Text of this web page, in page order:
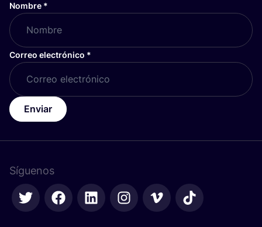
Nombre *
Correo electrónico *
Enviar
Síguenos